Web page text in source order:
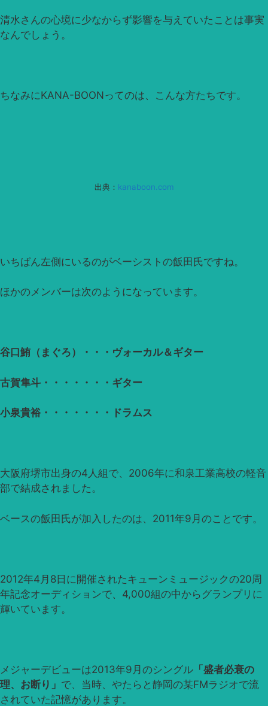
清水さんの心境に少なからず影響を与えていたことは事実
なんでしょう。
ちなみにKANA-BOONってのは、こんな方たちです。
出典： kanaboon.com
いちばん左側にいるのがベーシストの飯田氏ですね。
ほかのメンバーは次のようになっています。
谷口鮪（まぐろ）・・・ヴォーカル＆ギター
古賀隼斗・・・・・・・ギター
小泉貴裕・・・・・・・ドラムス
大阪府堺市出身の4人組で、2006年に和泉工業高校の軽音
部で結成されました。
ベースの飯田氏が加入したのは、2011年9月のことです。
2012年4月8日に開催されたキューンミュージックの20周
年記念オーディションで、4,000組の中からグランプリに
輝いています。
メジャーデビューは2013年9月のシングル 「盛者必衰の
理、お断り」 で、当時、やたらと静岡の某FMラジオで流
されていた記憶があります。